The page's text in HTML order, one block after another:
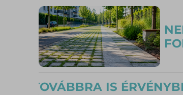
TOVÁBBRA IS